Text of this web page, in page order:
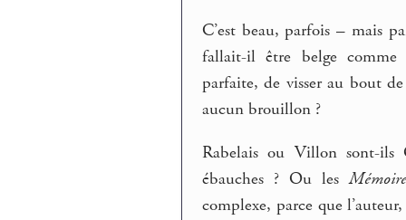
C’est beau, parfois – mais
fallait-il être belge comme
parfaite, de visser au bout
aucun brouillon ?
Rabelais ou Villon sont-ils
ébauches ? Ou les
complexe, parce que